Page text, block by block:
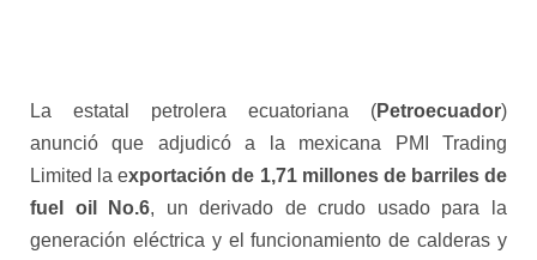
La estatal petrolera ecuatoriana (Petroecuador)
anunció que adjudicó a la mexicana PMI Trading
Limited la exportación de 1,71 millones de barriles de
fuel oil No.6, un derivado de crudo usado para la
generación eléctrica y el funcionamiento de calderas y